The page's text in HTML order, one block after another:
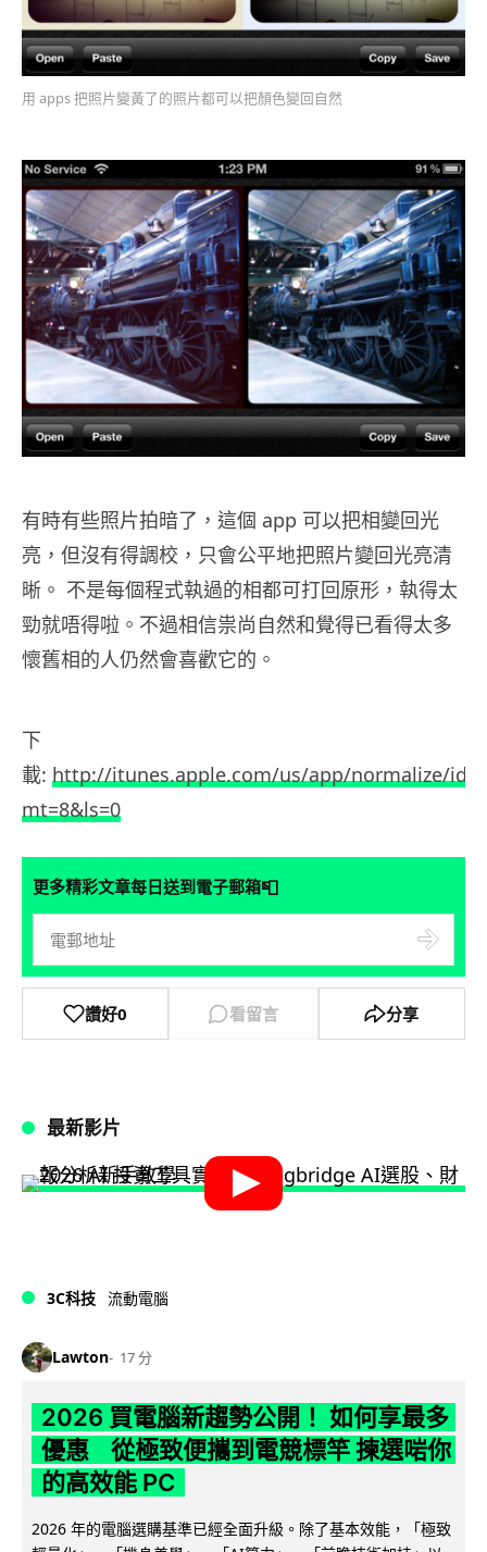
用 apps 把照片變黃了的照片都可以把顏色變回自然
有時有些照片拍暗了，這個 app 可以把相變回光
亮，但沒有得調校，只會公平地把照片變回光亮清
晰。 不是每個程式執過的相都可打回原形，執得太
勁就唔得啦。不過相信祟尚自然和覺得已看得太多
懷舊相的人仍然會喜歡它的。
下
載: http://itunes.apple.com/us/app/normalize/
mt=8&ls=0
更多精彩文章每日送到電子郵箱📮
讚好0 看留言 分享
最新影片
3C科技 流動電腦
Lawton 17 分
2026 買電腦新趨勢公開！ 如何享最多
優惠 從極致便攜到電競標竿 揀選啱你
的高效能 PC
2026 年的電腦選購基準已經全面升級。除了基本效能，「極致